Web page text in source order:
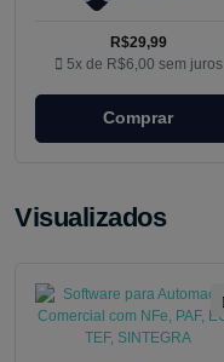
R$29,99
5x de R$6,00 sem juros
Comprar
Visualizados